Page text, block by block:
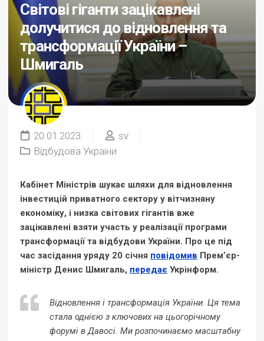
Світові гіганти зацікавлені
долучитися до відновлення та
трансформації України –
Шмигаль
20.01.2023
sv
Відбудова України
Кабінет Міністрів шукає шляхи для відновлення
інвестицій приватного сектору у вітчизняну
економіку, і низка світових гігантів вже
зацікавлені взяти участь у реалізації програми
трансформації та відбудови України. Про це під
час засідання уряду 20 січня повідомив Прем’єр-
міністр Денис Шмигаль, передає Укрінформ.
Відновлення і трансформація України. Ця тема
стала однією з ключових на цьогорічному
форумі в Давосі. Ми розпочинаємо масштабну